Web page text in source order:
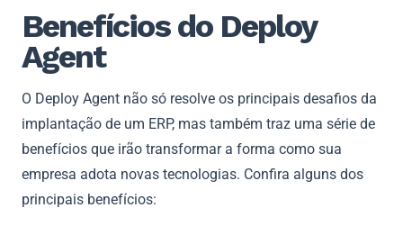
Benefícios do Deploy
Agent
O Deploy Agent não só resolve os principais desafios da
implantação de um ERP, mas também traz uma série de
benefícios que irão transformar a forma como sua
empresa adota novas tecnologias. Confira alguns dos
principais benefícios: